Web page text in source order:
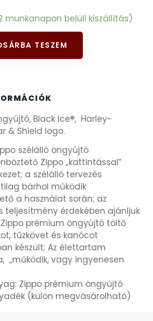
munkanapon belüli kiszállítás)
TESZEM
Black Ice®, Harley-
& Shield logo.
szélálló öngyújtó
Zippo „kattintással”
a szélálló tervezés
bárhol működik
a használat során; az
teljesítmény érdekében ajánljuk
prémium öngyújtó töltő
tűzkövet és kanócot
készült; Az élettartam
„működik, vagy ingyenesen
Zippo prémium öngyújtó
(külön megvásárolható)